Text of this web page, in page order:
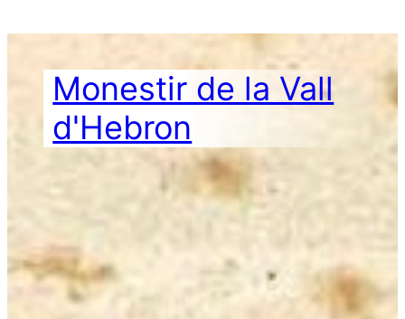
contingut
Monestir de la Vall
d'Hebron